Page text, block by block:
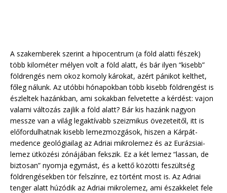
A szakemberek szerint a hipocentrum (a föld alatti fészek)
több kilométer mélyen volt a föld alatt, és bár ilyen “kisebb”
földrengés nem okoz komoly károkat, azért pánikot kelthet,
főleg nálunk. Az utóbbi hónapokban több kisebb földrengést is
észleltek hazánkban, ami sokakban felvetette a kérdést: vajon
valami változás zajlik a föld alatt? Bár kis hazánk nagyon
messze van a világ legaktívabb szeizmikus övezeteitől, itt is
előfordulhatnak kisebb lemezmozgások, hiszen a Kárpát-
medence geológiailag az Adriai mikrolemez és az Eurázsiai-
lemez ütközési zónájában fekszik. Ez a két lemez “lassan, de
biztosan” nyomja egymást, és a kettő közötti feszültség
földrengésekben tör felszínre, ez történt most is. Az Adriai
tenger alatt húzódik az Adriai mikrolemez, ami északkelet fele